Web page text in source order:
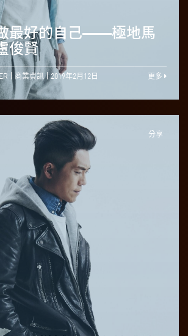
最好的自己——極地馬
俊賢
商業資訊 2019年2月12日 更多
分享